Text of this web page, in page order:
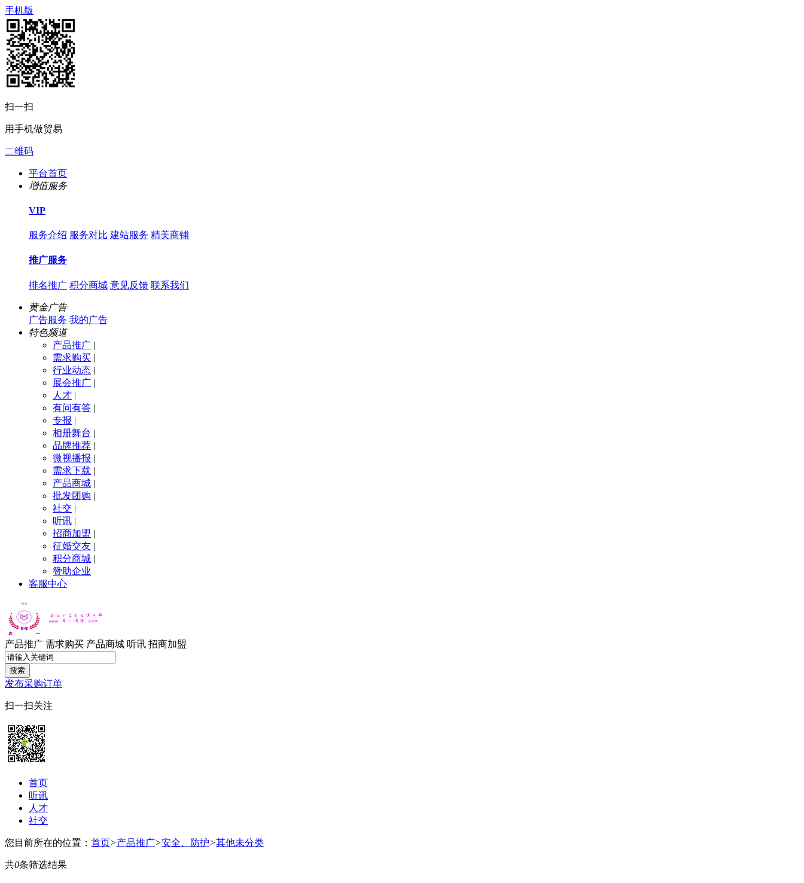
手机版
扫一扫
用手机做贸易
二维码
平台首页
增值服务
VIP
服务介绍 服务对比 建站服务 精美商铺
推广服务
排名推广 积分商城 意见反馈 联系我们
黄金广告
广告服务 我的广告
特色频道
产品推广 |
需求购买 |
行业动态 |
展会推广 |
人才 |
有问有答 |
专报 |
相册舞台 |
品牌推荐 |
微视播报 |
需求下载 |
产品商城 |
批发团购 |
社交 |
听讯 |
招商加盟 |
征婚交友 |
积分商城 |
赞助企业
客服中心
产品推广 需求购买 产品商城 听讯 招商加盟
搜索
发布采购订单
扫一扫关注
首页
听讯
人才
社交
您目前所在的位置： 首页>产品推广>安全、防护>其他未分类
共0条筛选结果